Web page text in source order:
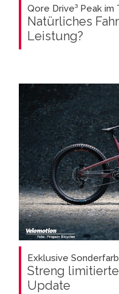
Qore Drive³ Peak im
Natürliches
Leistung?
Exklusive
Streng
Update